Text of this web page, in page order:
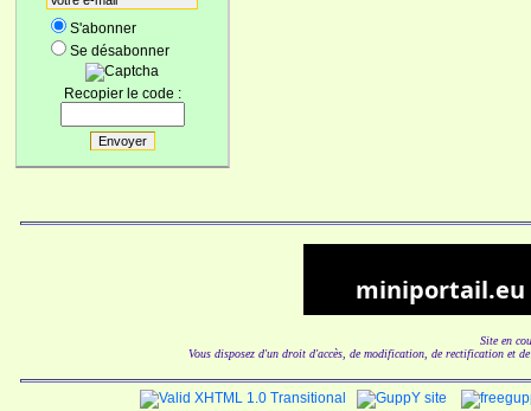
S'abonner
Se désabonner
Recopier le code :
Site en
Vous disposez d'un droit d'accès, de modification, de rectification et